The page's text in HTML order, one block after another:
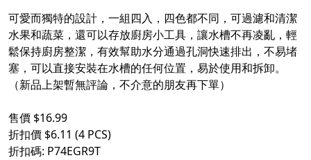
可愛而獨特的設計，一組四入，四色都不同，可過濾和清潔
水果和蔬菜，還可以存放廚房小工具，讓水槽不再凌亂，輕
鬆保持廚房整潔，有效幫助水分通過孔洞快速排出，不易堵
塞，可以直接安裝在水槽的任何位置，易於使用和拆卸。
（新品上架暫無評論，不介意的朋友再下單）
售價 $16.99
折扣價 $6.11 (4 PCS)
折扣碼: P74EGR9T